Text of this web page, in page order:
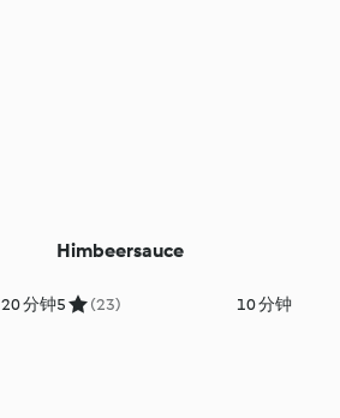
20 分钟
Himbeersauce
5 (23) 10 分钟